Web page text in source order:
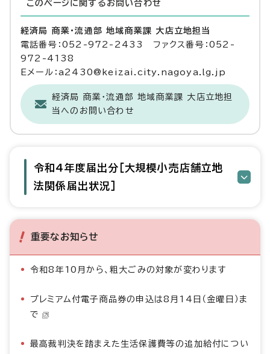
このページに関する お問い合わせ
経済局 商業・流通部 地域商業課 大店立地担当
電話番号：052-972-2433 ファクス番号：052-
972-4138
Eメール：a2430@keizai.city.nagoya.lg.jp
経済局 商業・流通部 地域商業課 大店立地担
当へのお問い合わせ
令和4年度届出分［大規模小売店舗立地
法関係届出状況］
重要なお知らせ
令和8年10月から、粗大ごみの対象が変わります
プレミアム付電子商品券の申込は8月14日（金曜日）ま
で
最高裁判決を踏まえた生活保護費等の追加給付につい